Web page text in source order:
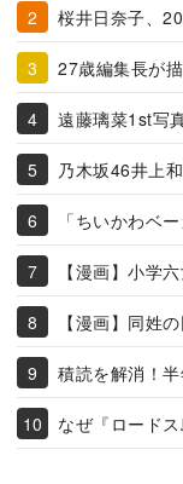
桜井日奈子、
27歳編集長が
遠藤璃菜1st写
乃木坂46井上
「ちいかわベ
【漫画】小学
【漫画】同姓
積読を解消！
なぜ『ロード